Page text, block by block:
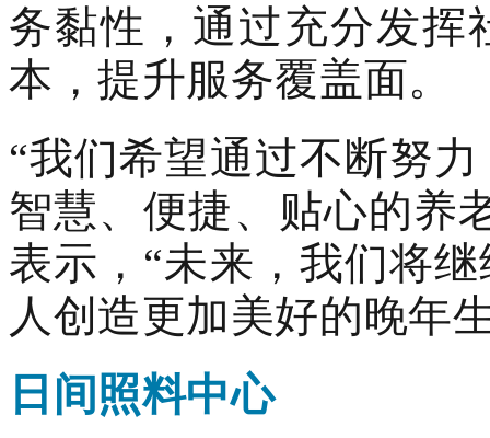
务黏性，通过充分发挥
本，提升服务覆盖面。
“我们希望通过不断努
智慧、便捷、贴心的养
表示，“未来，我们将
人创造更加美好的晚年
日间照料中心